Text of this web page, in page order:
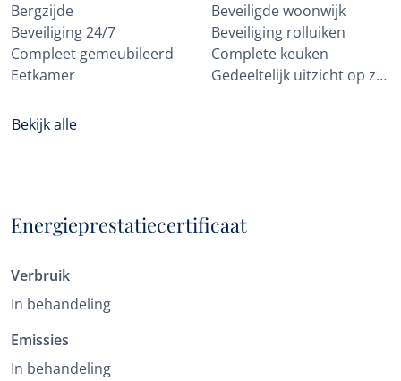
Bergzijde
Beveiligde woonwijk
Beveiliging 24/7
Beveiliging rolluiken
Compleet gemeubileerd
Complete keuken
Eetkamer
Gedeeltelijk uitzicht op zee
Bekijk alle
Energieprestatiecertificaat
Verbruik
In behandeling
Emissies
In behandeling